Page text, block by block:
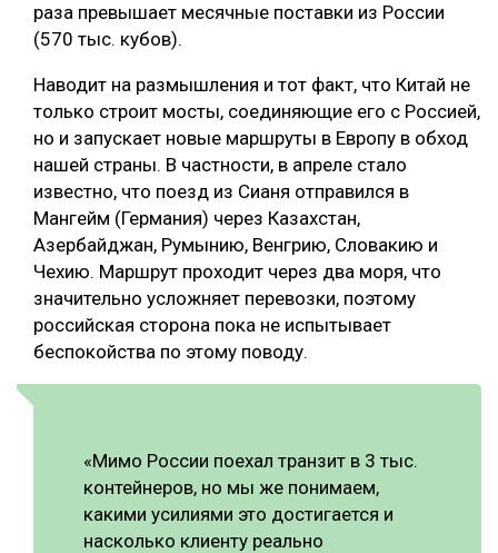
раза превышает месячные поставки из России
(570 тыс. кубов).
Наводит на размышления и тот факт, что Китай не
только строит мосты, соединяющие его с Россией,
но и запускает новые маршруты в Европу в обход
нашей страны. В частности, в апреле стало
известно, что поезд из Сианя отправился в
Мангейм (Германия) через Казахстан,
Азербайджан, Румынию, Венгрию, Словакию и
Чехию. Маршрут проходит через два моря, что
значительно усложняет перевозки, поэтому
российская сторона пока не испытывает
беспокойства по этому поводу.
«Мимо России поехал транзит в 3 тыс.
контейнеров, но мы же понимаем,
какими усилиями это достигается и
насколько клиенту реально